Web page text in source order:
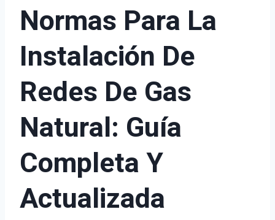
Normas Para La
Instalación De
Redes De Gas
Natural: Guía
Completa Y
Actualizada